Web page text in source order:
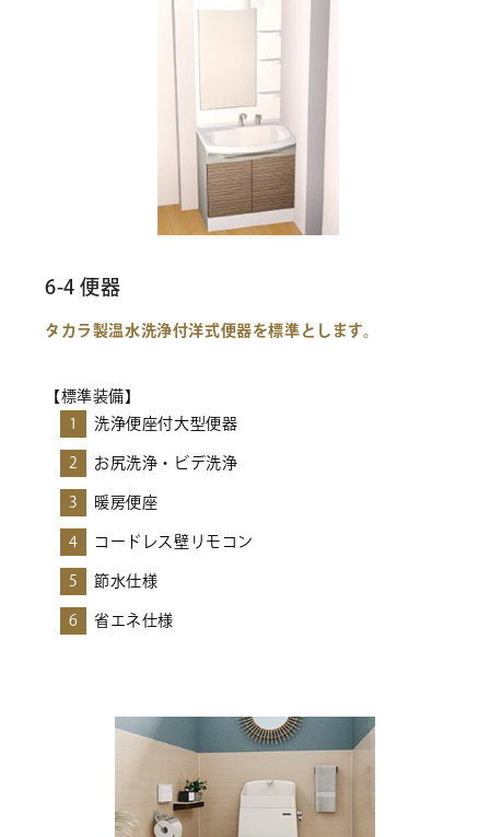
6-4 便器
タカラ製温水洗浄付洋式便器を標準とします。
【標準装備】
1
洗浄便座付大型便器
2 お尻洗浄・ビデ洗浄
3 暖房便座
4 コードレス壁リモコン
5 節水仕様
6 省エネ仕様